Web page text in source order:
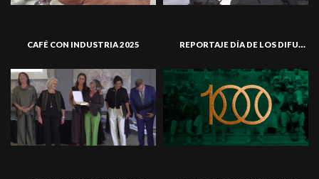
CAFÉ CON INDUSTRIA 2025 REPORTAJE DÍA DE LOS DIFUNTOS